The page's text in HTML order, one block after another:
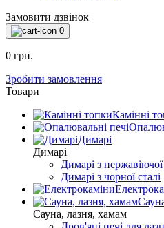
Замовити дзвінок
0
0 грн.
Зробити замовлення
Товари
Камінні
Димарі
Димарі
Димарі з нержавіючої
Димарі з чорної сталі
Сауна, лазня, хамам